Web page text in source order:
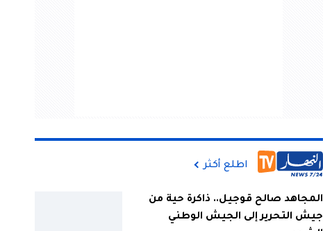
اطلع أكثر
المجاهد صالح قوجيل.. ذاكرة حية من
جيش التحرير إلى الجيش الوطني